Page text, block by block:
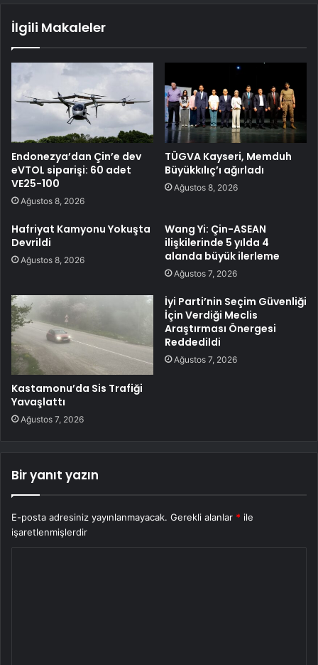
İlgili Makaleler
Endonezya’dan Çin’e dev
eVTOL siparişi: 60 adet
VE25-100
Ağustos 8, 2026
TÜGVA Kayseri, Memduh
Büyükkılıç’ı ağırladı
Ağustos 8, 2026
Hafriyat Kamyonu Yokuşta
Devrildi
Ağustos 8, 2026
Wang Yi: Çin-ASEAN
ilişkilerinde 5 yılda 4
alanda büyük ilerleme
Ağustos 7, 2026
Kastamonu’da Sis Trafiği
Yavaşlattı
Ağustos 7, 2026
İyi Parti’nin Seçim Güvenliği
İçin Verdiği Meclis
Araştırması Önergesi
Reddedildi
Ağustos 7, 2026
Bir yanıt yazın
E-posta adresiniz yayınlanmayacak. Gerekli alanlar * ile
işaretlenmişlerdir